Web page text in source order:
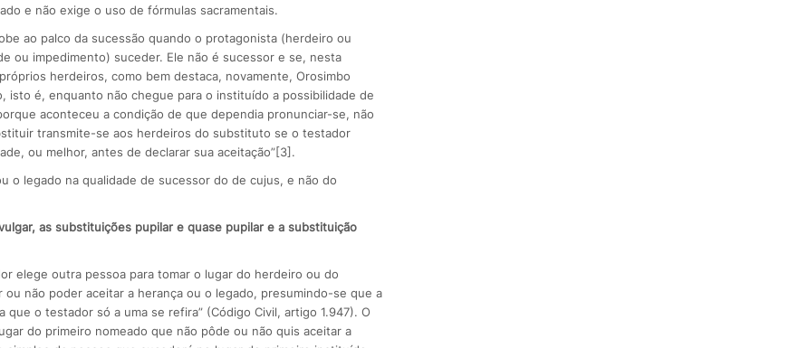
e não exige o uso de fórmulas sacramentais.
ao palco da sucessão quando o protagonista (herdeiro ou
ou impedimento) suceder. Ele não é sucessor e se, nesta
herdeiros, como bem destaca, novamente, Orosimbo
isto é, enquanto não chegue para o instituído a possibilidade de
aconteceu a condição de que dependia pronunciar-se, não
transmite-se aos herdeiros do substituto se o testador
ou melhor, antes de declarar sua aceitação”[3].
o legado na qualidade de sucessor do de cujus, e não do
as substituições pupilar e quase pupilar e a substituição
elege outra pessoa para tomar o lugar do herdeiro ou do
não poder aceitar a herança ou o legado, presumindo-se que a
o testador só a uma se refira” (Código Civil, artigo 1.947). O
do primeiro nomeado que não pôde ou não quis aceitar a